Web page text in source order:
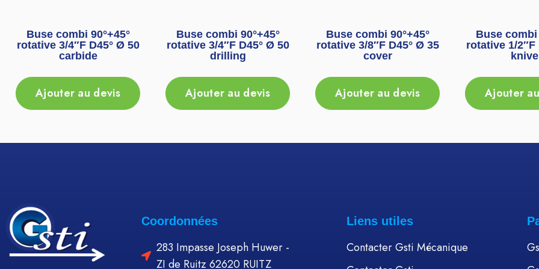
Buse combi 90°+45°
rotative 3/4″F D45° Ø 50
carbide
Ajouter au devis
Buse combi 90°+45°
rotative 3/4″F D45° Ø 50
drilling
Ajouter au devis
Buse combi 90°+45°
rotative 3/8″F D45° Ø 35
cover
Ajouter au devis
Buse combi
rotative 1/2″F
Ajouter
Coordonnées
283 Impasse Joseph Huwer -
ZI de Ruitz 62620 RUITZ
Liens utiles
Contacter Gsti Mécanique